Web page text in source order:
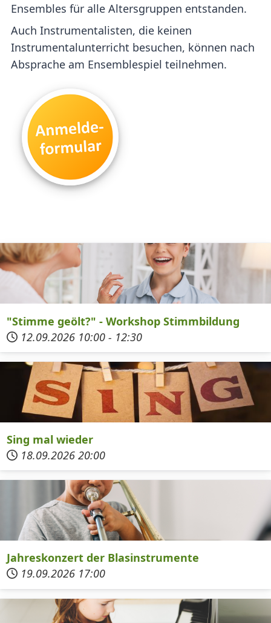
Ensembles für alle Altersgruppen entstanden.
Auch Instrumentalisten, die keinen
Instrumentalunterricht besuchen, können nach
Absprache am Ensemblespiel teilnehmen.
"Stimme geölt?" - Workshop Stimmbildung
12.09.2026 10:00 - 12:30
Sing mal wieder
18.09.2026 20:00
Jahreskonzert der Blasinstrumente
19.09.2026 17:00